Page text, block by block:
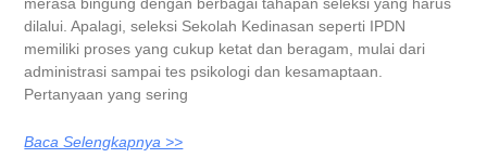
dilalui. Apalagi, seleksi Sekolah Kedinasan seperti IPDN
memiliki proses yang cukup ketat dan beragam, mulai dari
administrasi sampai tes psikologi dan kesamaptaan.
Pertanyaan yang sering
Baca Selengkapnya >>